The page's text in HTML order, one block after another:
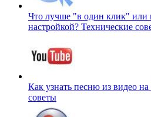
Что лучше "в один клик" или
настройкой? Технические
Как узнать песню из видео на
советы